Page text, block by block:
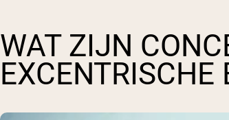
WAT ZIJN
EXCENTRISCHE